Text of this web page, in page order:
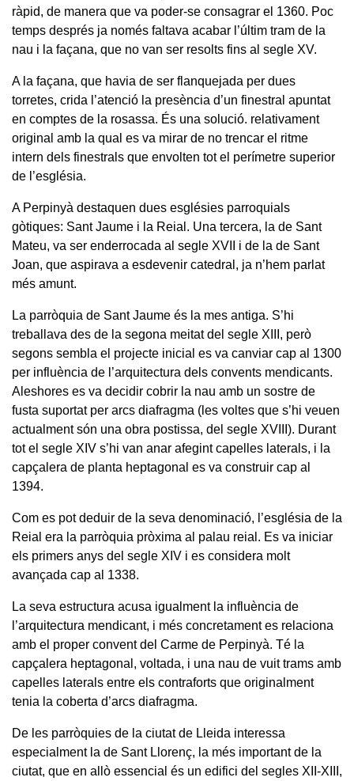
ràpid, de manera que va poder-se consagrar el 1360. Poc
temps després ja només faltava acabar l’últim tram de la
nau i la façana, que no van ser resolts fins al segle XV.
A la façana, que havia de ser flanquejada per dues
torretes, crida l’atenció la presència d’un finestral apuntat
en comptes de la rosassa. És una solució. relativament
original amb la qual es va mirar de no trencar el ritme
intern dels finestrals que envolten tot el perímetre superior
de l’església.
A Perpinyà destaquen dues esglésies parroquials
gòtiques: Sant Jaume i la Reial. Una tercera, la de Sant
Mateu, va ser enderrocada al segle XVII i de la de Sant
Joan, que aspirava a esdevenir catedral, ja n’hem parlat
més amunt.
La parròquia de Sant Jaume és la mes antiga. S’hi
treballava des de la segona meitat del segle XIII, però
segons sembla el projecte inicial es va canviar cap al 1300
per influència de l’arquitectura dels convents mendicants.
Aleshores es va decidir cobrir la nau amb un sostre de
fusta suportat per arcs diafragma (les voltes que s’hi veuen
actualment són una obra postissa, del segle XVIII). Durant
tot el segle XIV s’hi van anar afegint capelles laterals, i la
capçalera de planta heptagonal es va construir cap al
1394.
Com es pot deduir de la seva denominació, l’església de la
Reial era la parròquia pròxima al palau reial. Es va iniciar
els primers anys del segle XIV i es considera molt
avançada cap al 1338.
La seva estructura acusa igualment la influència de
l’arquitectura mendicant, i més concretament es relaciona
amb el proper convent del Carme de Perpinyà. Té la
capçalera heptagonal, voltada, i una nau de vuit trams amb
capelles laterals entre els contraforts que originalment
tenia la coberta d’arcs diafragma.
De les parròquies de la ciutat de Lleida interessa
especialment la de Sant Llorenç, la més important de la
ciutat, que en allò essencial és un edifici del segles XII-XIII,